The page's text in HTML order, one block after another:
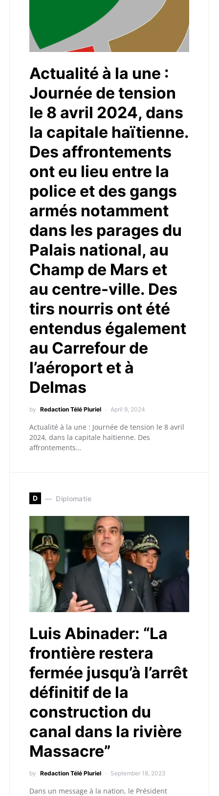
Actualité à la une :
Journée de tension
le 8 avril 2024, dans
la capitale haïtienne.
Des affrontements
ont eu lieu entre la
police et des gangs
armés notamment
dans les parages du
Palais national, au
Champ de Mars et
au centre-ville. Des
tirs nourris ont été
entendus également
au Carrefour de
l’aéroport et à
Delmas
by Redaction Télé Pluriel April 9, 2024
Actualité à la une : Journée de tension le 8 avril
2024, dans la capitale haïtienne. Des
affrontements…
D Diplomatie
Luis Abinader: “La
frontière restera
fermée jusqu’à l’arrêt
définitif de la
construction du
canal dans la rivière
Massacre”
by Redaction Télé Pluriel September 18, 2023
Dans un message à la nation, le Président